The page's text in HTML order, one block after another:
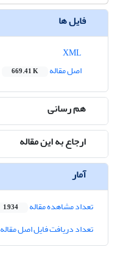
فایل ها
اصل مقاله
669.41 K
هم رسانی
ارجاع به این مقاله
آمار
تعداد مشاهده مقاله 1,934
تعداد دریافت فایل اصل مقاله